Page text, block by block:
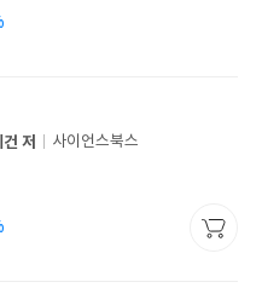
저
사이언스북스